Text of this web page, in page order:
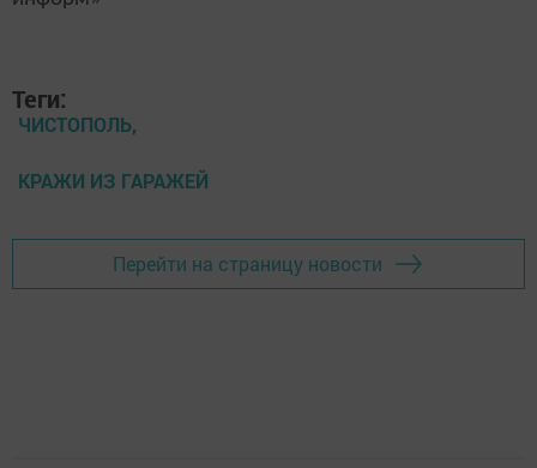
Теги:
ЧИСТОПОЛЬ,
КРАЖИ ИЗ ГАРАЖЕЙ
Перейти на страницу новости